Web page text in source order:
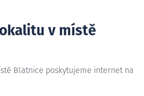
v místě
Blatnice poskytujeme internet na